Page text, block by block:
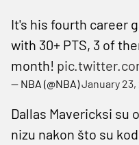
It's his fourth career
with 30+ PTS, 3 of
month!
— NBA (@NBA)January 23,
Dallas Mavericksi su
nizu nakon što su